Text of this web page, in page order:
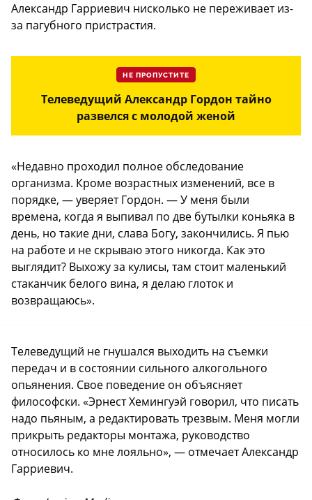
Александр Гарриевич нисколько не переживает из-
за пагубного пристрастия.
НЕ ПРОПУСТИТЕ
Телеведущий Александр Гордон тайно
развелся с молодой женой
«Недавно проходил полное обследование
организма. Кроме возрастных изменений, все в
порядке, — уверяет Гордон. — У меня были
времена, когда я выпивал по две бутылки коньяка в
день, но такие дни, слава Богу, закончились. Я пью
на работе и не скрываю этого никогда. Как это
выглядит? Выхожу за кулисы, там стоит маленький
стаканчик белого вина, я делаю глоток и
возвращаюсь».
Телеведущий не гнушался выходить на съемки
передач и в состоянии сильного алкогольного
опьянения. Свое поведение он объясняет
философски. «Эрнест Хемингуэй говорил, что писать
надо пьяным, а редактировать трезвым. Меня могли
прикрыть редакторы монтажа, руководство
относилось ко мне лояльно», — отмечает Александр
Гарриевич.